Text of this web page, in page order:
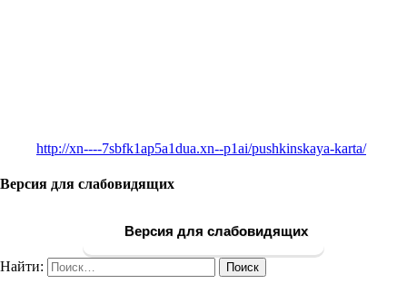
http://xn----7sbfk1ap5a1dua.xn--p1ai/pushkinskaya-karta/
Версия для слабовидящих
Версия для слабовидящих
Найти: